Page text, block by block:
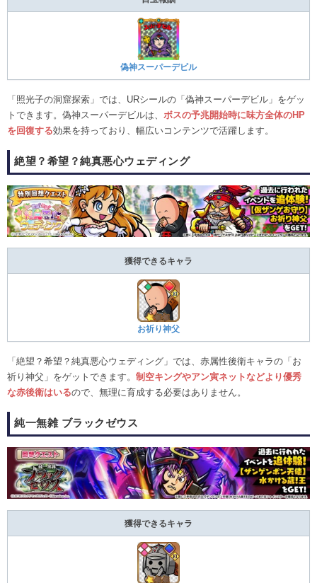
偽神スーパーデビル
「照光子の洞窟探索」では、URシールの「偽神スーパーデビル」をゲッ
トできます。偽神スーパーデビルは、 ボスの予兆開始時に味方全体のHP
を回復する効果を持っており、幅広いコンテンツで活躍します。
絶望？希望？純真悪心ウェディング
獲得できるキャラ
お祈り神父
「絶望？希望？純真悪心ウェディング」では、赤属性後衛キャラの「お
祈り神父」をゲットできます。 制空キングやアン寅ネットなどより優秀
な赤後衛はいるので、無理に育成する必要はありません。
純一無雑 ブラックゼウス
獲得できるキャラ